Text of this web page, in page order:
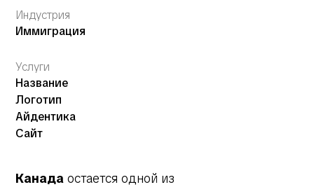
Название
Логотип
Айдентика
Сайт
Услуги
Иммиграция
Индустрия
Канада остается одной из